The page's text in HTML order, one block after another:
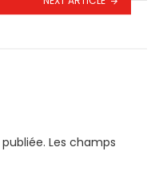
Les champs